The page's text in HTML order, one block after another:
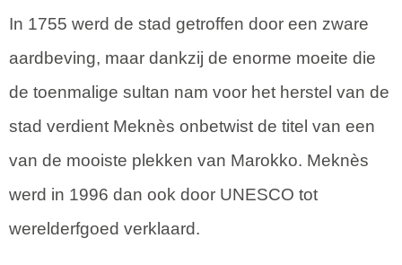
In 1755 werd de stad getroffen door een zware
aardbeving, maar dankzij de enorme moeite die
de toenmalige sultan nam voor het herstel van de
stad verdient Meknès onbetwist de titel van een
van de mooiste plekken van Marokko. Meknès
werd in 1996 dan ook door UNESCO tot
werelderfgoed verklaard.